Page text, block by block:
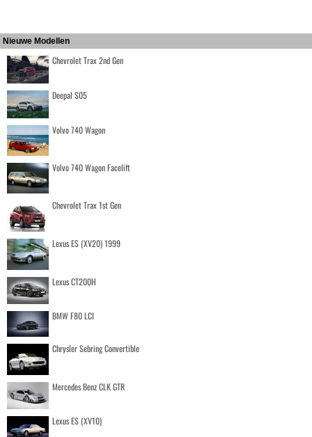
Nieuwe Modellen
Chevrolet Trax 2nd Gen
Deepal S05
Volvo 740 Wagon
Volvo 740 Wagon Facelift
Chevrolet Trax 1st Gen
Lexus ES (XV20) 1999
Lexus CT200H
BMW F80 LCI
Chrysler Sebring Convertible
Mercedes Benz CLK GTR
Lexus ES (XV10)